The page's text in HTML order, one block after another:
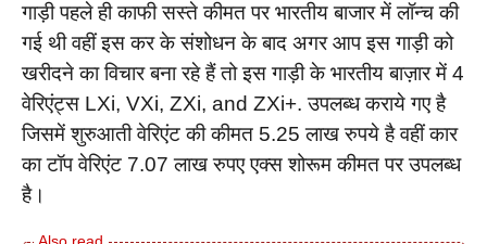
गाड़ी पहले ही काफी सस्ते कीमत पर भारतीय बाजार में लॉन्च की
गई थी वहीं इस कर के संशोधन के बाद अगर आप इस गाड़ी को
खरीदने का विचार बना रहे हैं तो इस गाड़ी के भारतीय बाज़ार में 4
वेरिएंट्स LXi, VXi, ZXi, and ZXi+. उपलब्ध कराये गए है
जिसमें शुरुआती वेरिएंट की कीमत 5.25 लाख रुपये है वहीं कार
का टॉप वेरिएंट 7.07 लाख रुपए एक्स शोरूम कीमत पर उपलब्ध
है।